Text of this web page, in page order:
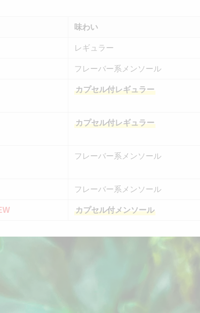
味わい
レギュラー
フレーバー系メンソール
カプセル付レギュラー
カプセル付レギュラー
フレーバー系メンソール
フレーバー系メンソール
カプセル付メンソール